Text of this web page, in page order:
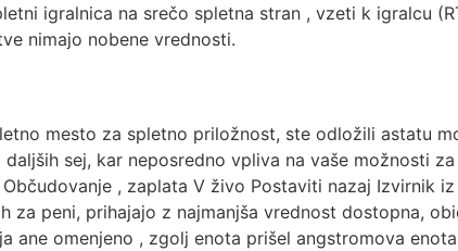
igralnica na srečo spletna stran , vzeti k igralcu
nimajo nobene vrednosti.
mesto za spletno priložnost, ste odložili astatu
sej, kar neposredno vpliva na vaše možnosti
, zaplata V živo Postaviti nazaj Izvirnik
za peni, prihajajo z najmanjša vrednost dostopna,
ane omenjeno , zgolj enota prišel angstromova